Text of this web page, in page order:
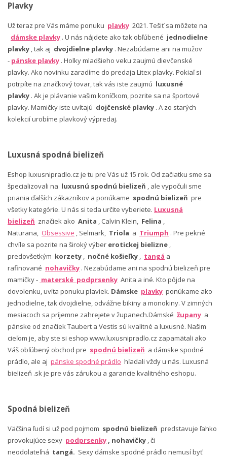
Plavky
Už teraz pre Vás máme ponuku plavky 2021. Tešiť sa môžete na
dámske plavky . U nás nájdete ako tak obľúbené jednodielne
plavky , tak aj dvojdielne plavky . Nezabúdame ani na mužov
- pánske plavky . Holky mladšieho veku zaujmú dievčenské
plavky. Ako novinku zaradíme do predaja Litex plavky. Pokiaľ si
potrpíte na značkový tovar, tak vás iste zaujmú luxusné
plavky . Ak je plávanie vašim koníčkom, pozrite sa na športové
plavky. Mamičky iste uvítajú dojčenské plavky . A zo starých
kolekcií urobíme plavkový výpredaj.
Luxusná spodná bielizeň
Eshop luxusnipradlo.cz je tu pre Vás už 15 rok. Od začiatku sme sa
špecializovali na luxusnú spodnú bielizeň , ale vypočuli sme
priania ďalších zákazníkov a ponúkame spodnú bielizeň pre
všetky kategórie. U nás si teda určite vyberiete. Luxusná
bielizeň značiek ako Anita , Calvin Klein, Felina
Naturana, Obsessive , Selmark, Triola a Triumph . Pre pekné
chvíle sa pozrite na široký výber erotickej bielizne
predovšetkým korzety nočné košieľky tangá a
rafinované nohavičky . Nezabúdame ani na spodnú bielizeň pre
mamičky - materské podprsenky Anita a iné. Kto pôjde na
dovolenku, uvíta ponuku plaviek. Dámske plavky ponúkame ako
jednodielne, tak dvojdielne, odvážne bikiny a monokiny. V zimných
mesiacoch sa príjemne zahrejete v županech.Dámské župany a
pánske od značiek Taubert a Vestis sú kvalitné a luxusné. Našim
cieľom je, aby ste si eshop www.luxusnipradlo.cz zapamätali ako
Váš obľúbený obchod pre spodnú bielizeň a dámske spodné
prádlo, ale aj pánske spodné prádlo hľadali vždy u nás. Luxusná
bielizeň .sk je pre vás zárukou a garancie kvalitného eshopu.
Spodná bielizeň
Väčšina ľudí si už pod pojmom spodnú bielizeň predstavuje ľahko
provokujúce sexy podprsenky , nohavičky , či
neodolateľná tangá. Sexy dámske spodné prádlo nemusí byť